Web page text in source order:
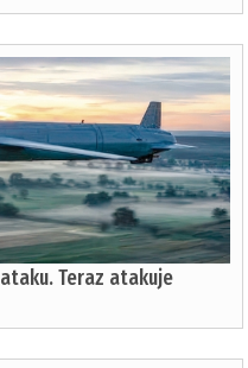
Teraz atakuje